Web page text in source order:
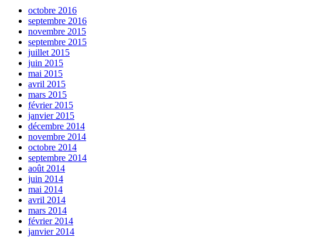
octobre 2016
septembre 2016
novembre 2015
septembre 2015
juillet 2015
juin 2015
mai 2015
avril 2015
mars 2015
février 2015
janvier 2015
décembre 2014
novembre 2014
octobre 2014
septembre 2014
août 2014
juin 2014
mai 2014
avril 2014
mars 2014
février 2014
janvier 2014